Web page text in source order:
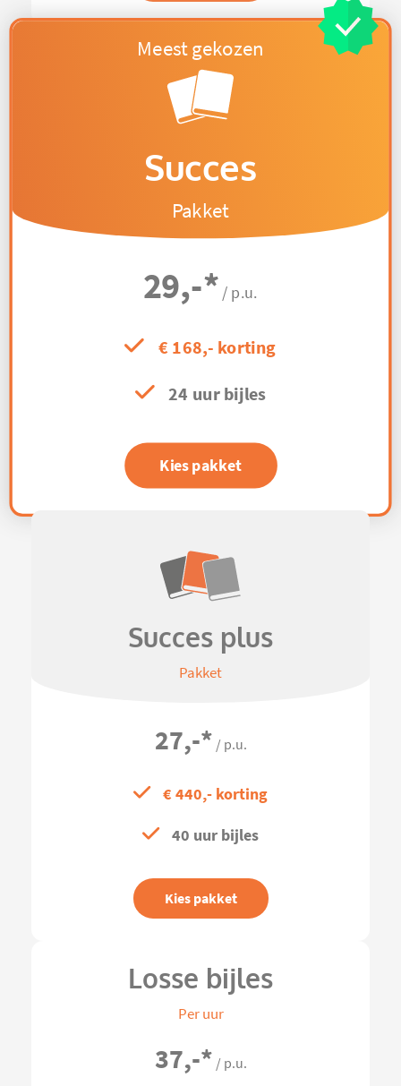
Succes
Pakket
29,-* / p.u.
€ 168,- korting
24 uur bijles
Kies pakket
Succes plus
Pakket
27,-* / p.u.
€ 440,- korting
40 uur bijles
Kies pakket
Losse bijles
Per uur
37,-* / p.u.